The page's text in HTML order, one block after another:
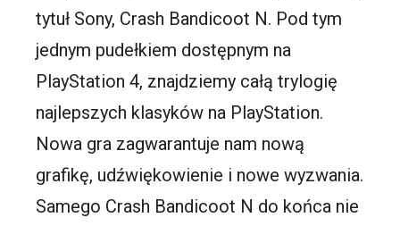
tytuł Sony, Crash Bandicoot N. Pod tym
jednym pudełkiem dostępnym na
PlayStation 4, znajdziemy całą trylogię
najlepszych klasyków na PlayStation.
Nowa gra zagwarantuje nam nową
grafikę, udźwiękowienie i nowe wyzwania.
Samego Crash Bandicoot N do końca nie